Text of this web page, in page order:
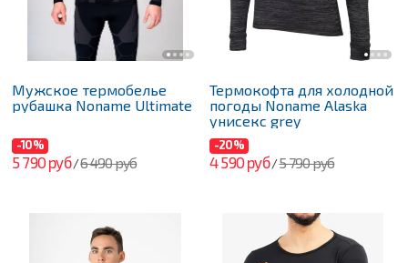
Мужское термобелье
рубашка Noname Ultimate
-10%
5 790 руб/6 490 руб
Термокофта для холодной
погоды Noname Alaska
унисекс grey
-20%
4 590 руб/5 790 руб